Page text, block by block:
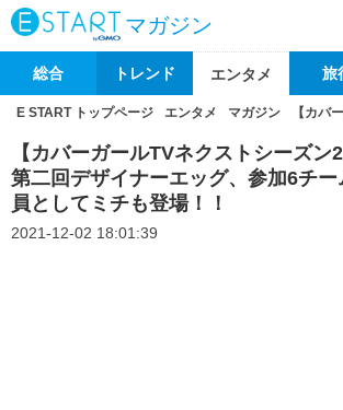
マガジン
総合 トレンド エンタメ 旅
E START トップページ エンタメ マガジン 【カバ
【カバーガールTVネクストシーズン
第二回デザイナーエッグ、参加6チ
員としてミチも登場！！
2021-12-02 18:01:39